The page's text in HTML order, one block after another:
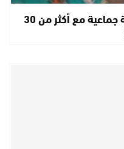
زلزال سياسي بالعيون… استقالة جماعية مع أكثر من 30